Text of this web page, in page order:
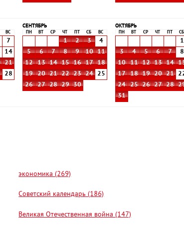
ВС
7
14
21
28
СЕНТЯБРЬ
ПН ВТ СР ЧТ СБ ВС
1 2 3
4
5
6 7 8 9 10
11
12
13 14 15 16 17
18
19
20 21 22 23 24
25
26
27 28 29 30
ОКТЯБРЬ
ПН ВТ СР ЧТ СБ
1
3
4 5 6 7 8
10
11 12 13 14
17
18 19 20 21
24
25 26 27 28
31
экономика (269)
Советский календарь (186)
Великая Отечественная война (147)